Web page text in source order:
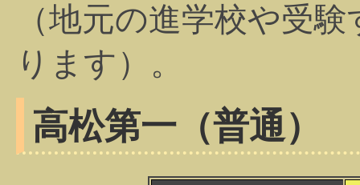
（地元の進学校や受
ります）。
高松第一（普通）